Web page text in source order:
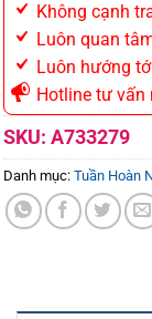
Không cạnh
Luôn quan
Luôn hướng
Hotline tư vấn
SKU: A733279
Danh mục: Tuần Hoàn